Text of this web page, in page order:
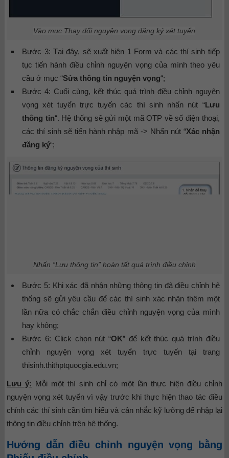
Vào mục Thay đổi nguyện vọng đăng ký xét tuyển
Bước 3: Tại đây, sẽ xuất hiện 1 Form và các thí sinh tiếp
tục tiến hành điều chỉnh nguyện vọng của mình theo yêu
cầu ở mục “Sửa thông tin nguyện vọng“;
Bước 4: Cuối cùng, kết thúc quá trình điều chỉnh nguyện
vọng xét tuyển trực tuyến các thí sinh nhấn nút “Lưu
thông tin“. Hệ thống sẽ gửi một mã OTP về số điện thoại,
các thí sinh sẽ tiến hành nhập mã -> Nhấn nút “Xác nhận
đăng ký“;
Nhấn “Lưu thông tin” hoàn tất quá trình điều chỉnh
Bước 5: Khi xác đã nhận những thông tin đã điều chỉnh hệ
thống sẽ gửi yêu cầu để các thí sinh xác nhận thêm một
lần nữa có chắc chắn điều chỉnh nguyện vọng của mình
hay không;
Bước 6: Click chọn nút “OK” để kết thúc quá trình điều
chỉnh nguyện vọng xét tuyển trực tuyến tại trang
thisinh.thithptquocgia.edu.vn;
Lưu ý: Mỗi một thí sinh chỉ có một lần thực hiện điều chỉnh
nguyện vọng xét tuyển vì vậy trước khi thực hiện thao tác điều
chỉnh các thí sinh cần tìm hiểu và cân nhắc kỹ lưỡng để nhập lại
thông tin điều chỉnh trên hệ thống.
Hướng dẫn điều chỉnh nguyện vọng bằng